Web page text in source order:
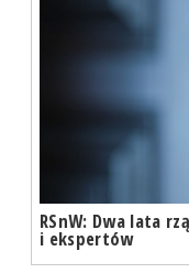
RSnW: Dwa lata
i ekspertów